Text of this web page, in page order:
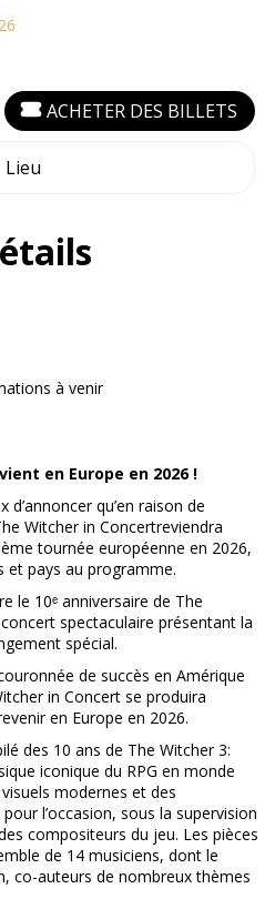
Lieu
ACHETER DES BILLETS
à venir
en Europe en 2026 !
d’annoncer qu’en raison de
Witcher in Concertreviendra
tournée européenne en 2026,
et pays au programme.
le 10ᵉ anniversaire de The
spectaculaire présentant la
spécial.
de succès en Amérique
in Concert se produira
en Europe en 2026.
des 10 ans de The Witcher 3:
iconique du RPG en monde
modernes et des
l’occasion, sous la supervision
compositeurs du jeu. Les pièces
de 14 musiciens, dont le
co-auteurs de nombreux thèmes